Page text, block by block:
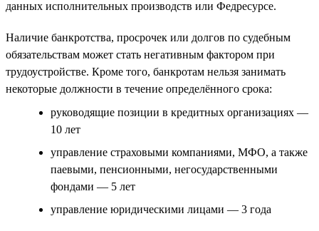
данных исполнительных производств или Федресурсе.
Наличие банкротства, просрочек или долгов по судебным
обязательствам может стать негативным фактором при
трудоустройстве. Кроме того, банкротам нельзя занимать
некоторые должности в течение определённого срока:
руководящие позиции в кредитных организациях —
10 лет
управление страховыми компаниями, МФО, а также
паевыми, пенсионными, негосударственными
фондами — 5 лет
управление юридическими лицами — 3 года